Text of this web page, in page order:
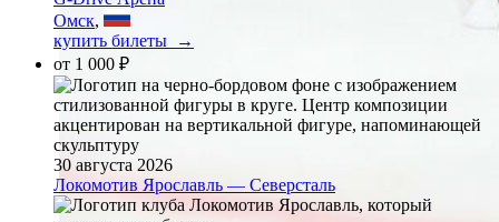
Омск,
купить билеты →
от 1 000 ₽
30 августа 2026
Локомотив Ярославль — Северсталь